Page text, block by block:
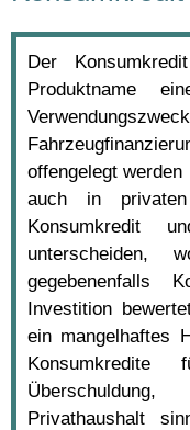
Der
Produktname
offengelegt
auch in privaten
Konsumkredit
gegebenenfalls
Investition
ein mangelhaftes
Privathaushalt